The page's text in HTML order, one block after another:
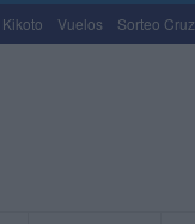
Vuelos Sorteo